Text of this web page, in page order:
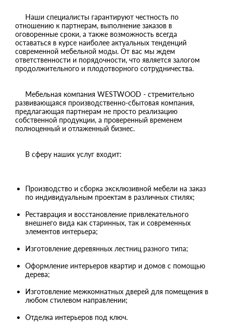
Наши специалисты гарантируют честность по
отношению к партнерам, выполнение заказов в
оговоренные сроки, а также возможность всегда
оставаться в курсе наиболее актуальных тенденций
современной мебельной моды. От вас мы ждем
ответственности и порядочности, что является залогом
продолжительного и плодотворного сотрудничества.
Мебельная компания WESTWOOD - стремительно
развивающаяся производственно-сбытовая компания,
предлагающая партнерам не просто реализацию
собственной продукции, а проверенный временем
полноценный и отлаженный бизнес.
В сферу наших услуг входит:
Производство и сборка эксклюзивной мебели на заказ
по индивидуальным проектам в различных стилях;
Реставрация и восстановление привлекательного
внешнего вида как старинных, так и современных
элементов интерьера;
Изготовление деревянных лестниц разного типа;
Оформление интерьеров квартир и домов с помощью
дерева;
Изготовление межкомнатных дверей для помещения в
любом стилевом направлении;
Отделка интерьеров под ключ.